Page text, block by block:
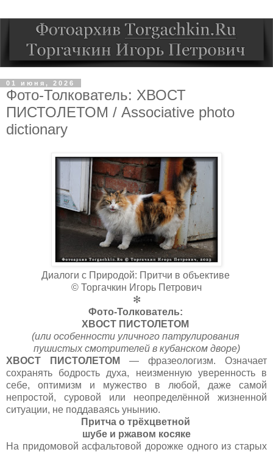
01 июня, 2026
Фото-Толкователь: ХВОСТ
ПИСТОЛЕТОМ / Associative photo
dictionary
Диалоги с Природой: Притчи в объективе
© Торгачкин Игорь Петрович
✻
Фото-Толкователь:
ХВОСТ ПИСТОЛЕТОМ
(или особенности уличного патрулирования
пушистых смотрителей в кубанском дворе)
ХВОСТ ПИСТОЛЕТОМ
— фразеологизм. Означает
сохранять бодрость духа, неизменную уверенность в
себе, оптимизм и мужество в любой, даже самой
непростой, суровой или неопределённой жизненной
ситуации, не поддаваясь унынию.
Притча о трёхцветной
шубе и ржавом косяке
На придомовой асфальтовой дорожке одного из старых